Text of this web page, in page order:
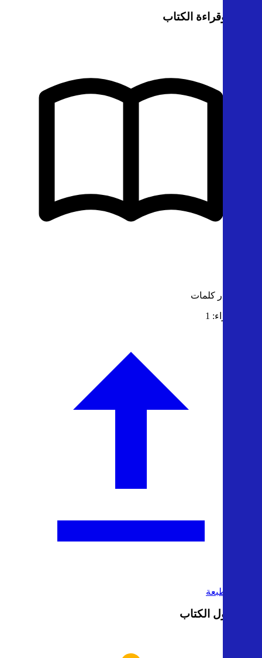
تحميل وقراءة الكتاب
الناشر: دار كلمات
عدد الأجزاء: 1
تحميل الطبعة
رأيك حول الكتاب